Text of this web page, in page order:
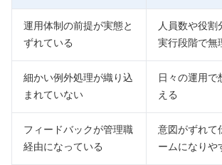
運用体制の前提が実態と
ずれている
人員数や役割
実行段階で無
細かい例外処理が織り込
まれていない
日々の運用
える
フィードバックが管理職
経由になっている
意図がずれて
ームになりや